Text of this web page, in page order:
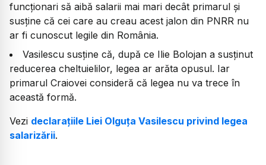
funcționari să aibă salarii mai mari decât primarul și
susține că cei care au creau acest jalon din PNRR nu
ar fi cunoscut legile din România.
Vasilescu susține că, după ce Ilie Bolojan a susținut
reducerea cheltuielilor, legea ar arăta opusul. Iar
primarul Craiovei consideră că legea nu va trece în
această formă.
Vezi declarațiile Liei Olguța Vasilescu privind legea
salarizării.